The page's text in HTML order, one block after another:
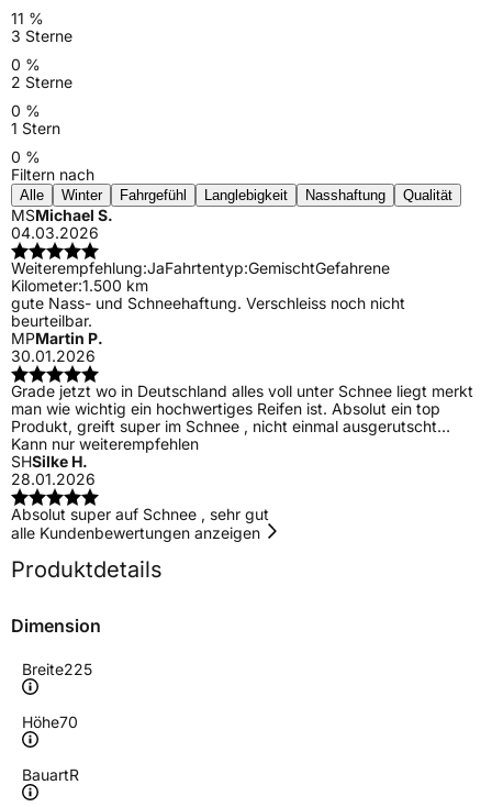
11 %
3 Sterne
0 %
2 Sterne
0 %
1 Stern
0 %
Filtern nach
Alle Winter Fahrgefühl Langlebigkeit Nasshaftung Qualität
MSMichael S.
04.03.2026
Weiterempfehlung:JaFahrtentyp:GemischtGefahrene
Kilometer:1.500 km
gute Nass- und Schneehaftung. Verschleiss noch nicht
beurteilbar.
MPMartin P.
30.01.2026
Grade jetzt wo in Deutschland alles voll unter Schnee liegt merkt
man wie wichtig ein hochwertiges Reifen ist. Absolut ein top
Produkt, greift super im Schnee , nicht einmal ausgerutscht…
Kann nur weiterempfehlen
SHSilke H.
28.01.2026
Absolut super auf Schnee , sehr gut
alle Kundenbewertungen anzeigen
Produktdetails
Dimension
Breite225
Höhe70
BauartR